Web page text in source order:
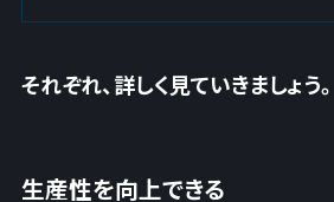
それぞれ、詳しく見ていきましょう。
生産性を向上できる